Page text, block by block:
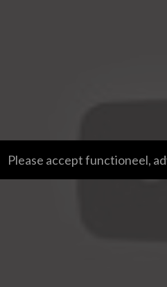
Please accept functioneel,